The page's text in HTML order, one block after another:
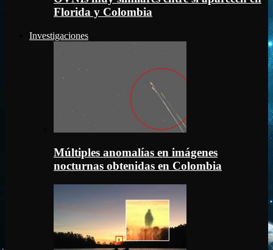
Florida y Colombia
Investigaciones
Múltiples anomalías en imágenes
nocturnas obtenidas en Colombia